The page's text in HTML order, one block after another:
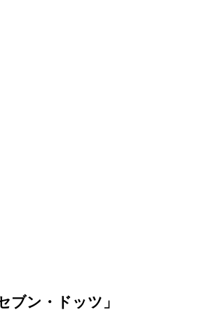
ブン・ドッツ」